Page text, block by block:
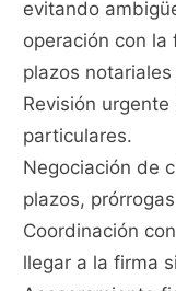
evitando
operación con
plazos
Revisión
particulares.
Negociación de
plazos,
Coordinación
llegar a la firma